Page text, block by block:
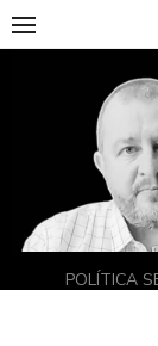
Skip
to
POLÍTICA